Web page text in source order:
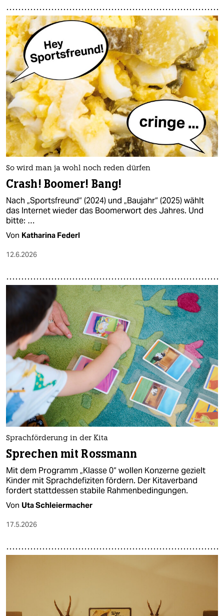
So wird man ja wohl noch reden dürfen
Crash! Boomer! Bang!
Nach „Sportsfreund“ (2024) und „Baujahr“ (2025) wählt
das Internet wieder das Boomerwort des Jahres. Und
bitte: …
Von Katharina Federl
12.6.2026
Sprachförderung in der Kita
Sprechen mit Rossmann
Mit dem Programm „Klasse 0“ wollen Konzerne gezielt
Kinder mit Sprachdefiziten fördern. Der Kitaverband
fordert stattdessen stabile Rahmenbedingungen.
Von Uta Schleiermacher
17.5.2026